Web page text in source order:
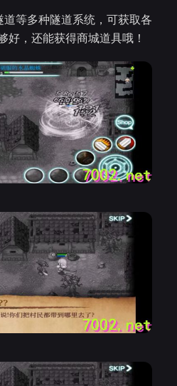
等多种隧道系统，可获取各
好，还能获得商城道具哦！